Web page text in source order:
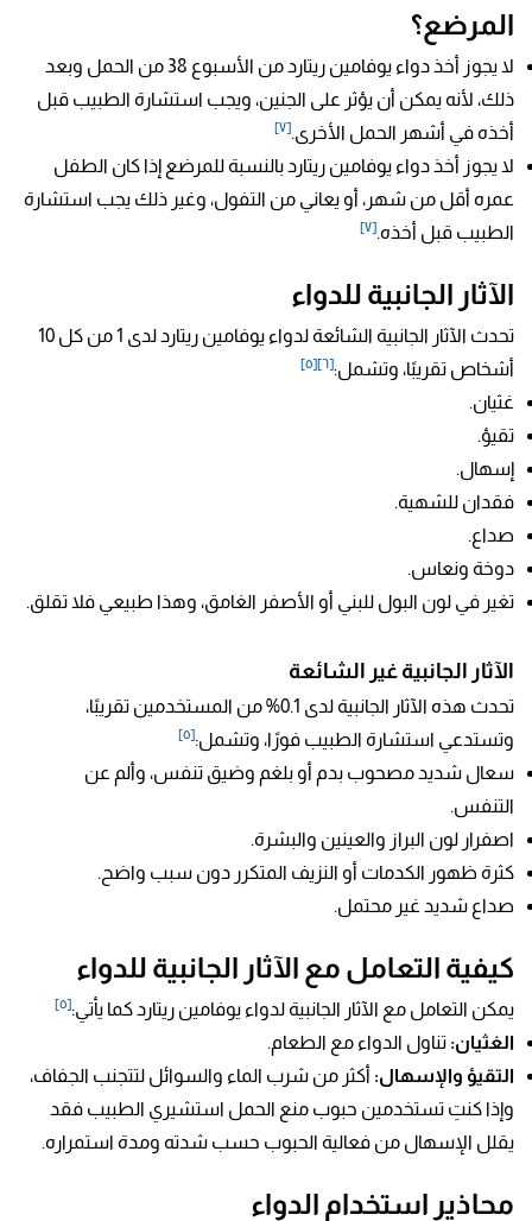
المرضع؟
لا يجوز أخذ دواء يوفامين ريتارد من الأسبوع 38 من الحمل وبعد
ذلك، لأنه يمكن أن يؤثر على الجنين، ويجب استشارة الطبيب قبل
أخذه في أشهر الحمل الأخرى.[٧]
لا يجوز أخذ دواء يوفامين ريتارد بالنسبة للمرضع إذا كان الطفل
عمره أقل من شهر، أو يعاني من التفول، وغير ذلك يجب استشارة
الطبيب قبل أخذه.[٧]
الآثار الجانبية للدواء
تحدث الآثار الجانبية الشائعة لدواء يوفامين ريتارد لدى 1 من كل 10
أشخاص تقريبًا، وتشمل:[٦] [٥]
غثيان.
تقيؤ.
إسهال.
فقدان للشهية.
صداع.
دوخة ونعاس.
تغير في لون البول للبني أو الأصفر الغامق، وهذا طبيعي فلا تقلق.
الآثار الجانبية غير الشائعة
تحدث هذه الآثار الجانبية لدى 0.1% من المستخدمين تقريبًا،
وتستدعي استشارة الطبيب فورًا، وتشمل:[٥]
سعال شديد مصحوب بدم أو بلغم وضيق تنفس، وألم عن
التنفس.
اصفرار لون البراز والعينين والبشرة.
كثرة ظهور الكدمات أو النزيف المتكرر دون سبب واضح.
صداع شديد غير محتمل.
كيفية التعامل مع الآثار الجانبية للدواء
يمكن التعامل مع الآثار الجانبية لدواء يوفامين ريتارد كما يأتي:[٥]
الغثيان: تناول الدواء مع الطعام.
التقيؤ والإسهال: أكثر من شرب الماء والسوائل لتتجنب الجفاف،
وإذا كنتِ تستخدمين حبوب منع الحمل استشيري الطبيب فقد
يقلل الإسهال من فعالية الحبوب حسب شدته ومدة استمراره.
محاذير استخدام الدواء